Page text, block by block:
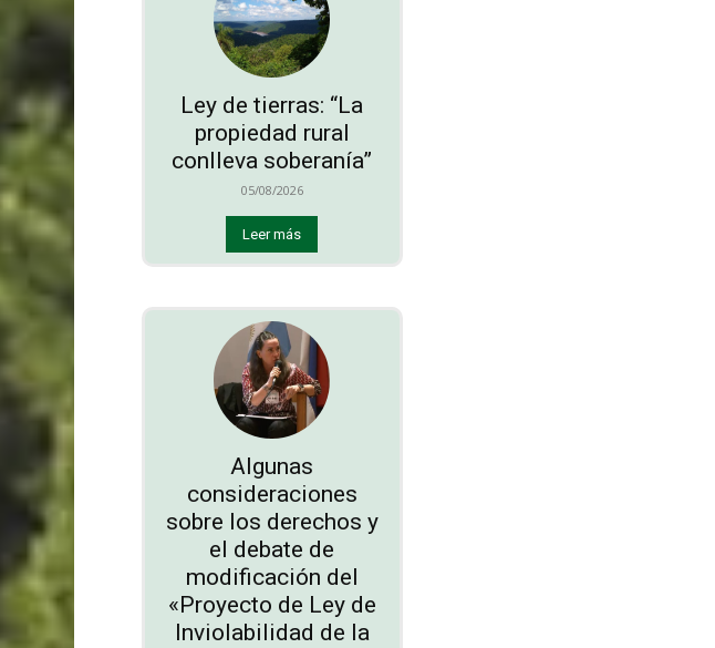
Ley de tierras: “La
propiedad rural
conlleva soberanía”
05/08/2026
Leer más
Algunas
consideraciones
sobre los derechos y
el debate de
modificación del
«Proyecto de Ley de
Inviolabilidad de la